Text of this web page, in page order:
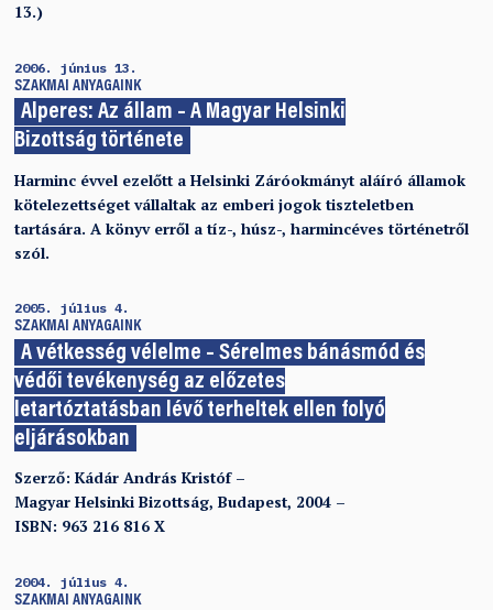
13.)
2006. június 13.
SZAKMAI ANYAGAINK
Alperes: Az állam – A Magyar Helsinki
Bizottság története
Harminc évvel ezelőtt a Helsinki Záróokmányt aláíró államok
kötelezettséget vállaltak az emberi jogok tiszteletben
tartására. A könyv erről a tíz-, húsz-, harmincéves történetről
szól.
2005. július 4.
SZAKMAI ANYAGAINK
A vétkesség vélelme – Sérelmes bánásmód és
védői tevékenység az előzetes
letartóztatásban lévő terheltek ellen folyó
eljárásokban
Szerző: Kádár András Kristóf –
Magyar Helsinki Bizottság, Budapest, 2004 –
ISBN: 963 216 816 X
2004. július 4.
SZAKMAI ANYAGAINK